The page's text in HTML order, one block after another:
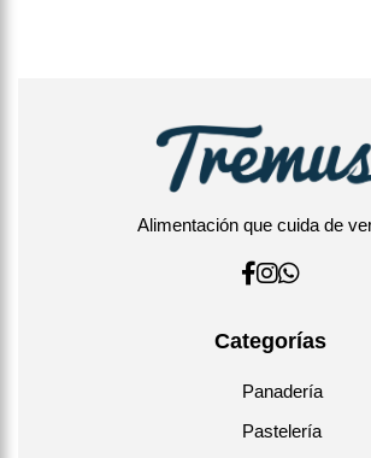
Alimentación que cuida de
Categorías
Panadería
Pastelería